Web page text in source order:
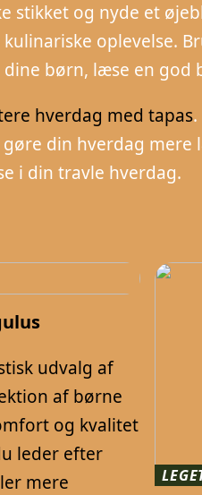
stikket og nyde et
oplevelse.
børn, læse en god
hverdag med tapas.
gøre din hverdag
i din travle hverdag.
udvalg af
af børne
og kvalitet
leder efter
mere